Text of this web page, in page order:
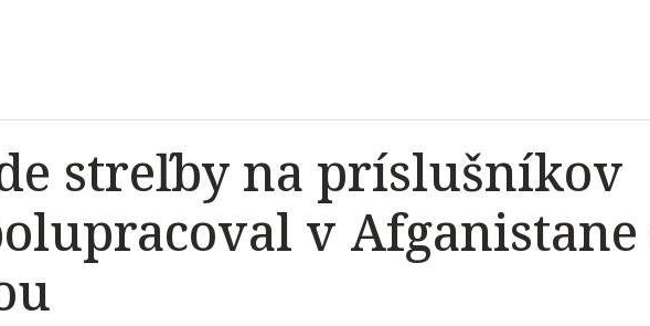
streľby na príslušníkov
v Afganistane